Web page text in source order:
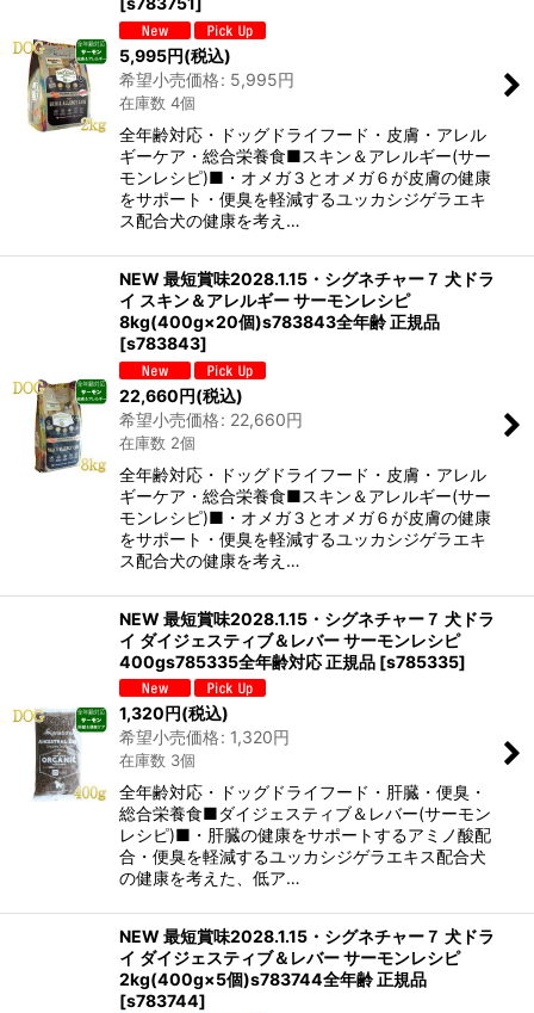
5,995円(税込)
希望小売価格: 5,995円
在庫数 4個
全年齢対応・ドッグドライフード・皮膚・アレル
ギーケア・総合栄養食■スキン＆アレルギー(サー
モンレシピ)■・オメガ３とオメガ６が皮膚の健康
をサポート・便臭を軽減するユッカシジゲラエキ
ス配合犬の健康を考え…
NEW 最短賞味2028.1.15・シグネチャー７ 犬ドラ
イ スキン＆アレルギー サーモンレシピ
8kg(400g×20個)s783843全年齢 正規品
[s783843]
22,660円(税込)
希望小売価格: 22,660円
在庫数 2個
全年齢対応・ドッグドライフード・皮膚・アレル
ギーケア・総合栄養食■スキン＆アレルギー(サー
モンレシピ)■・オメガ３とオメガ６が皮膚の健康
をサポート・便臭を軽減するユッカシジゲラエキ
ス配合犬の健康を考え…
NEW 最短賞味2028.1.15・シグネチャー７ 犬ドラ
イ ダイジェスティブ＆レバー サーモンレシピ
400gs785335全年齢対応 正規品 [s785335]
1,320円(税込)
希望小売価格: 1,320円
在庫数 3個
全年齢対応・ドッグドライフード・肝臓・便臭・
総合栄養食■ダイジェスティブ＆レバー(サーモン
レシピ)■・肝臓の健康をサポートするアミノ酸配
合・便臭を軽減するユッカシジゲラエキス配合犬
の健康を考えた、低ア…
NEW 最短賞味2028.1.15・シグネチャー７ 犬ドラ
イ ダイジェスティブ＆レバー サーモンレシピ
2kg(400g×5個)s783744全年齢 正規品
[s783744]